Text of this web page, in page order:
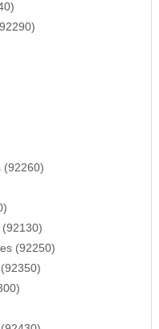
(92260)
(92250)